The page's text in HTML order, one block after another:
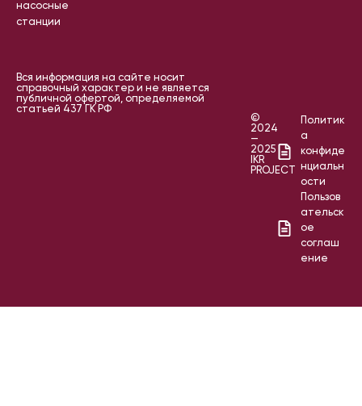
насосные
станции
Вся информация на сайте носит
справочный характер и не является
публичной офертой, определяемой
статьей 437 ГК РФ
©
2024
—
2025
IKR
PROJECT
Политик
а
конфиде
нциальн
ости
Пользов
ательск
ое
соглаш
ение